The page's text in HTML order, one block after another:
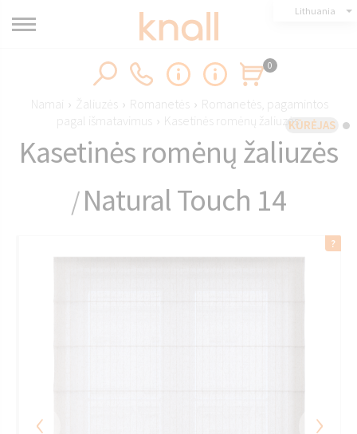
KŪRĖJAS
Lithuania
0
Namai › Žaliuzės › Romanetės › Romanetės, pagamintos
pagal išmatavimus
› Kasetinės romėnų žaliuzės
Kasetinės romėnų žaliuzės
/Natural Touch 14
‹ ›